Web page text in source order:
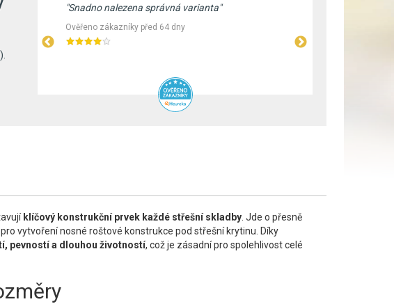
"Snadno nalezena správná varianta"
Ověřeno zákazníky před 64 dny
klíčový konstrukční prvek každé střešní skladby . Jde o přesně
vytvoření nosné roštové konstrukce pod střešní krytinu. Díky
pevností a dlouhou životností, což je zásadní pro spolehlivost celé